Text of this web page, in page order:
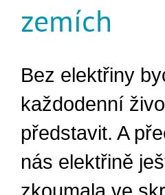
zemích
Bez elektřiny
každodenní
představit. A
nás elektřině